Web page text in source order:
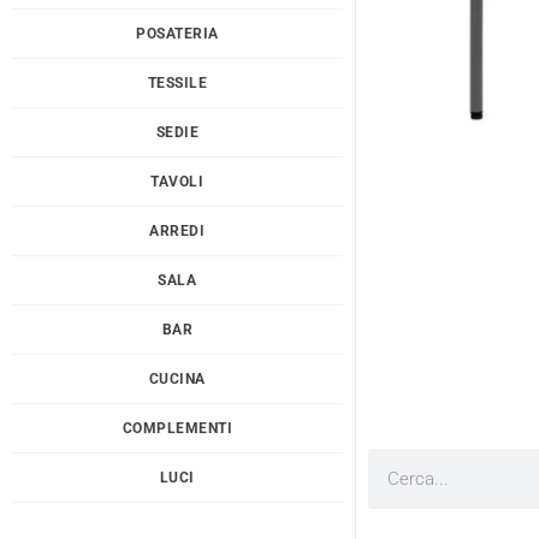
POSATERIA
TESSILE
SEDIE
TAVOLI
ARREDI
SALA
BAR
CUCINA
COMPLEMENTI
LUCI Cerca